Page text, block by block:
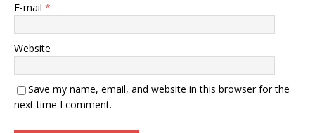
E-mail *
Website
Save my name, email, and website in this browser for the
next time I comment.